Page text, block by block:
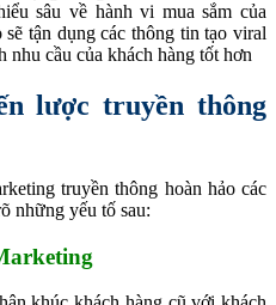
sâu về hành vi mua sắm của
tận dụng các thông tin tạo viral
cầu của khách hàng tốt hơn
lược truyền thông
truyền thông hoàn hảo các
những yếu tố sau: